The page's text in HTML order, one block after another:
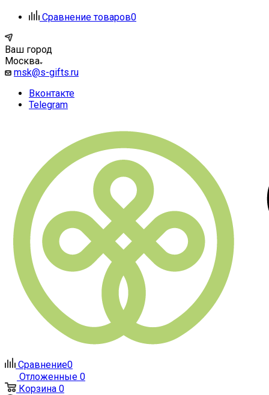
Сравнение товаров0
Ваш город
Москва
msk@s-gifts.ru
Вконтакте
Telegram
Сравнение0
Отложенные 0
Корзина 0